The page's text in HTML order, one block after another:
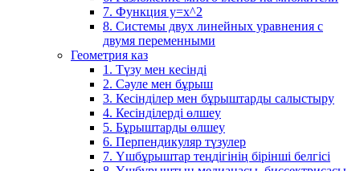
7. Функция y=x^2
8. Системы двух линейных уравнения с
двумя переменными
Геометрия каз
1. Түзу мен кесінді
2. Сәуле мен бұрыш
3. Кесінділер мен бұрыштарды салыстыру
4. Кесінділерді өлшеу
5. Бұрыштарды өлшеу
6. Перпендикуляр түзулер
7. Үшбұрыштар теңдігінің бірінші белгісі